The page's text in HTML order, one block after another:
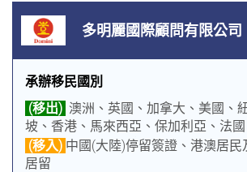
多明麗國際顧問有限公司
承辦移民國別
(移出) 澳洲、英國、加拿大、美國、
坡、香港、馬來西亞、保加利亞、法
牙、賽普勒斯、巴拿馬
(移入) 中國(大陸)停留簽證、港澳居民
居留